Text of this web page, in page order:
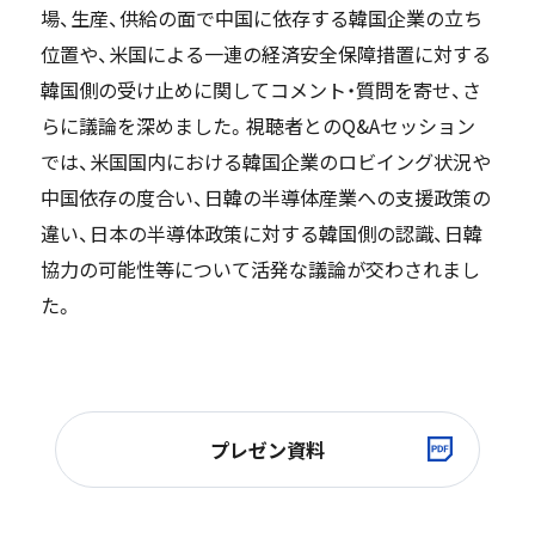
場、生産、供給の面で中国に依存する韓国企業の立ち
位置や、米国による一連の経済安全保障措置に対する
韓国側の受け止めに関してコメント・質問を寄せ、さ
らに議論を深めました。視聴者とのQ&Aセッション
では、米国国内における韓国企業のロビイング状況や
中国依存の度合い、日韓の半導体産業への支援政策の
違い、日本の半導体政策に対する韓国側の認識、日韓
協力の可能性等について活発な議論が交わされまし
た。
プレゼン資料